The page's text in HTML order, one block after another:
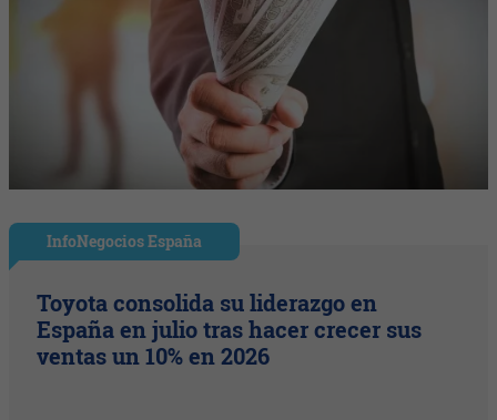
InfoNegocios España
Toyota consolida su liderazgo en
España en julio tras hacer crecer sus
ventas un 10% en 2026